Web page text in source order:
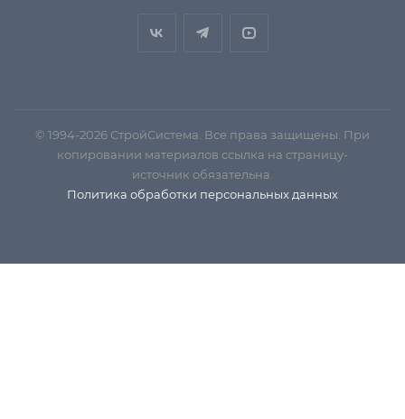
© 1994-2026 СтройСистема. Все права защищены. При
копировании материалов ссылка на страницу-
источник обязательна.
Политика обработки персональных данных